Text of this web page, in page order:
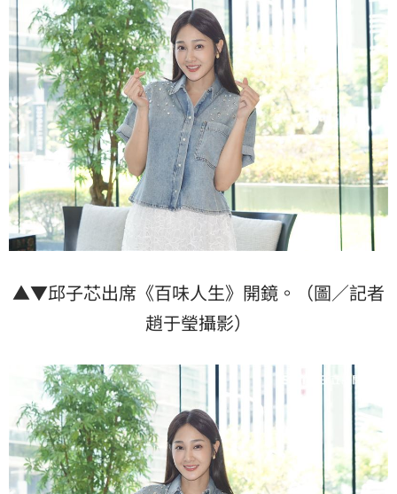
▲▼邱子芯出席《百味人生》開鏡。（圖／記者
趙于瑩攝影）